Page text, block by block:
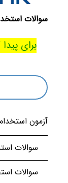
سوالات
برای
آزمون
سوالات
سوالات